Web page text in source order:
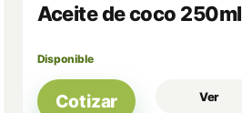
Aceite de coco 250ml
Disponible
Cotizar Ver